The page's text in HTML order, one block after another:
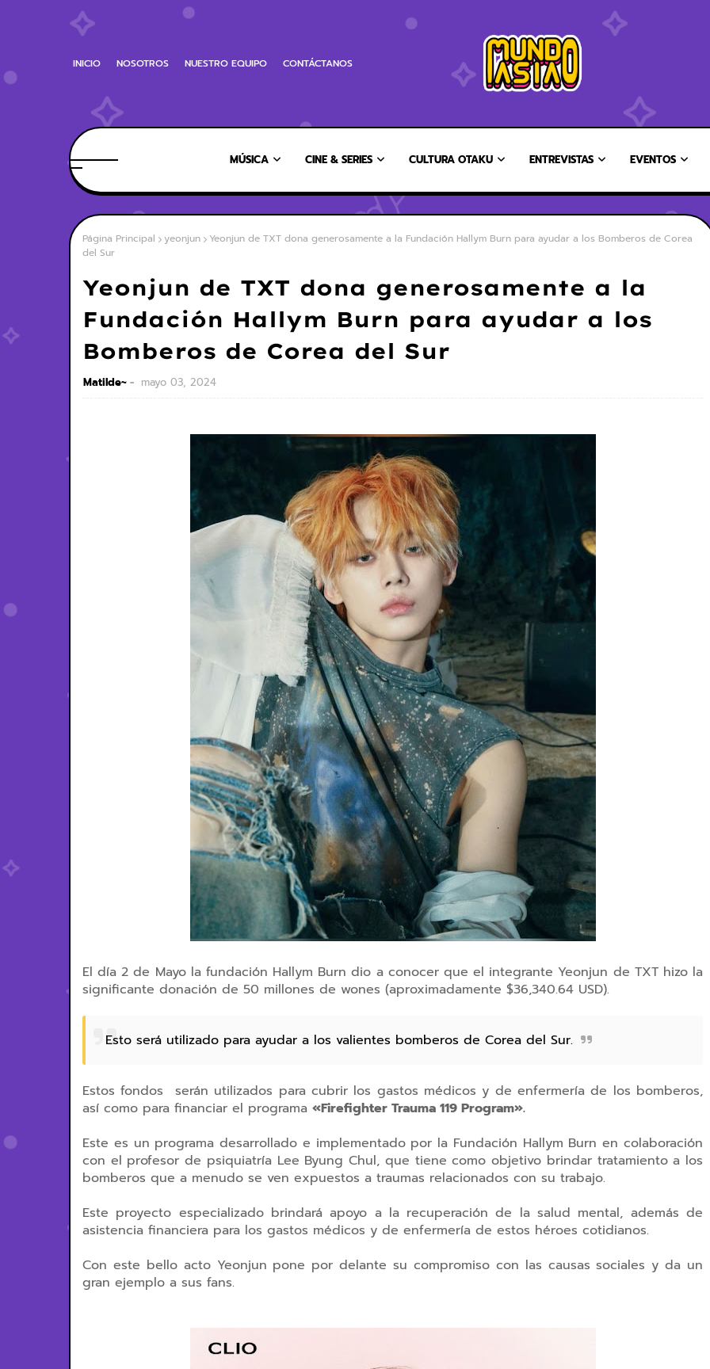
INICIO NOSOTROS NUESTRO EQUIPO CONTÁCTANOS
MÚSICA CINE & SERIES CULTURA OTAKU ENTREVISTAS EVENTOS
Página Principal yeonjun
Yeonjun de TXT dona generosamente a la Fundación Hallym Burn para ayudar a los Bomberos de Corea
del Sur
Yeonjun de TXT dona generosamente a la
Fundación Hallym Burn para ayudar a los
Bomberos de Corea del Sur
Matilde~ mayo 03, 2024
El día 2 de Mayo la fundación Hallym Burn dio a conocer que el integrante Yeonjun de TXT hizo la
significante donación de 50 millones de wones (aproximadamente $36,340.64 USD).
Esto será utilizado para ayudar a los valientes bomberos de Corea del Sur.
Estos fondos serán utilizados para cubrir los gastos médicos y de enfermería de los bomberos,
así como para financiar el programa «Firefighter Trauma 119 Program».
Este es un programadesarrollado e implementado por la Fundación Hallym Burn en colaboración
con el profesor de psiquiatría Lee Byung Chul, que tiene como objetivo brindar tratamiento a los
bomberos que a menudo se ven expuestos a traumas relacionados con su trabajo.
Este proyecto especializado brindará apoyo a la recuperación de la salud mental, además de
asistencia financiera para los gastos médicos y de enfermería de estos héroes cotidianos.
Con este bello acto Yeonjun pone por delante su compromiso con las causas sociales y da un
gran ejemplo a sus fans.